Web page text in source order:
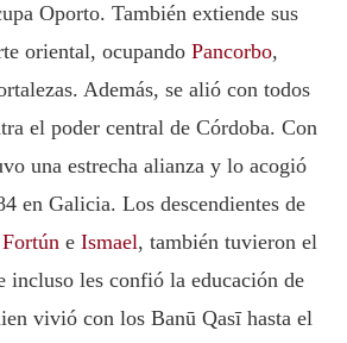
Oporto. También extiende sus
oriental, ocupando Pancorbo,
Además, se alió con todos
el poder central de Córdoba. Con
una estrecha alianza y lo acogió
en Galicia. Los descendientes de
Fortún e Ismael, también tuvieron el
incluso les confió la educación de
vivió con los Banū Qasī hasta el